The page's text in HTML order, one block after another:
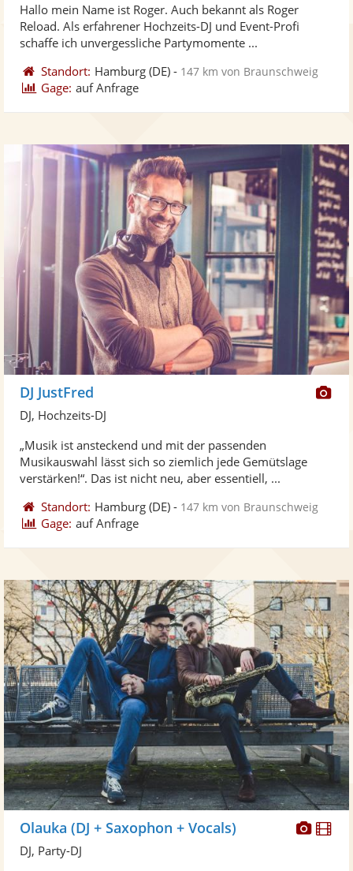
Hallo mein Name ist Roger. Auch bekannt als Roger
Reload. Als erfahrener Hochzeits-DJ und Event-Profi
schaffe ich unvergessliche Partymomente ...
Standort: Hamburg (DE) - 147 km von Braunschweig
Gage: auf Anfrage
DJ JustFred
DJ, Hochzeits-DJ
„Musik ist ansteckend und mit der passenden
Musikauswahl lässt sich so ziemlich jede Gemütslage
verstärken!“. Das ist nicht neu, aber essentiell, ...
Standort: Hamburg (DE) - 147 km von Braunschweig
Gage: auf Anfrage
Olauka (DJ + Saxophon + Vocals)
DJ, Party-DJ